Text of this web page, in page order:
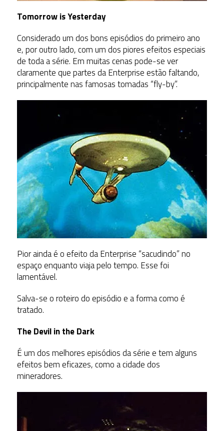
Tomorrow is Yesterday
Considerado um dos bons episódios do primeiro ano
e, por outro lado, com um dos piores efeitos especiais
de toda a série. Em muitas cenas pode-se ver
claramente que partes da Enterprise estão faltando,
principalmente nas famosas tomadas “fly-by”.
Pior ainda é o efeito da Enterprise “sacudindo” no
espaço enquanto viaja pelo tempo. Esse foi
lamentável.
Salva-se o roteiro do episódio e a forma como é
tratado.
The Devil in the Dark
É um dos melhores episódios da série e tem alguns
efeitos bem eficazes, como a cidade dos
mineradores.